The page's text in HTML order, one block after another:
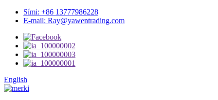
Sími: +86 13777986228
E-mail: Ray@yawentrading.com
English